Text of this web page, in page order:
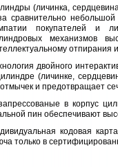
(личинка,
сравнительно
покупателей и
механизмов
отпирания
двойного
(личинке,
и предотвращает
в корпус
пин обеспечивают
кодовая
только в